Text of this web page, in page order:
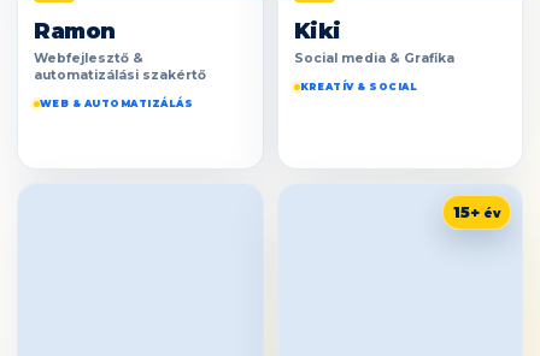
Ramon
Webfejlesztő &
automatizálási szakértő
WEB & AUTOMATIZÁLÁS
Kiki
Social media & Grafika
KREATÍV & SOCIAL
15+